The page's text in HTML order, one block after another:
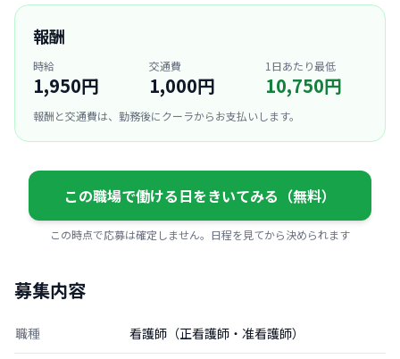
報酬
時給
1,950円
交通費
1,000円
1日あたり最低
10,750円
報酬と交通費は、勤務後にクーラからお支払いします。
この職場で働ける日をきいてみる（無料）
この時点で応募は確定しません。日程を見てから決められます
募集内容
職種 看護師（正看護師・准看護師）